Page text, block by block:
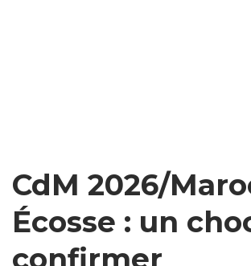
CdM 2026/
Écosse : un
confirmer